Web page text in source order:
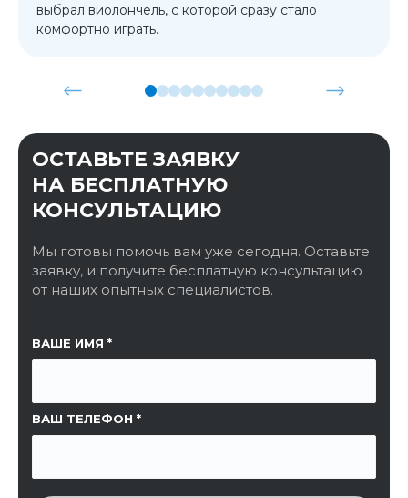
выбрал виолончель, с которой сразу стало
комфортно играть.
ОСТАВЬТЕ ЗАЯВКУ
НА БЕСПЛАТНУЮ
КОНСУЛЬТАЦИЮ
Мы готовы помочь вам уже сегодня. Оставьте
заявку, и получите бесплатную консультацию
от наших опытных специалистов.
ВАШЕ ИМЯ
ВАШ ТЕЛЕФОН
ССЫЛКА НА СТРАНИЦУ